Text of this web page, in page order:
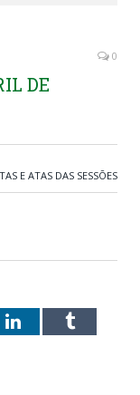
DE
0
E ATAS DAS SESSÕES
LinkedInTumblr